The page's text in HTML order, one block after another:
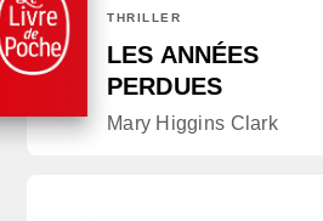
THRILLER
LES ANNÉES
PERDUES
Mary Higgins Clark